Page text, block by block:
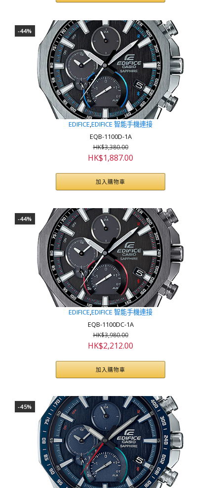
格：
HK$4,980.00。
格：
HK$2,937.00。
-44%
EDIFICEEDIFICE 智能手機連接
EQB-1100D-1A
HK$3,380.00
原
價
格：
HK$3,380.00。
HK$1,887.00
價
格：
HK$1,887.00。
加入購物車
-44%
EDIFICEEDIFICE 智能手機連接
EQB-1100DC-1A
HK$3,980.00
原
價
格：
HK$3,980.00。
HK$2,212.00
價
格：
HK$2,212.00。
加入購物車
-45%